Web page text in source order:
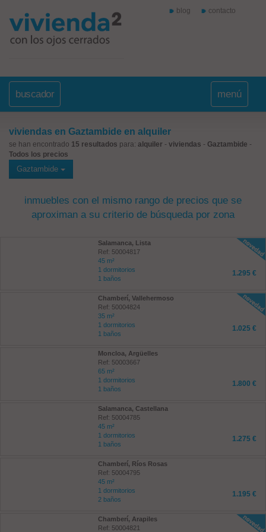
blog contacto
buscador menú
viviendas en Gaztambide en alquiler
se han encontrado 15 resultados para: alquiler - viviendas - Gaztambide -
Todos los precios
Gaztambide
inmuebles con el mismo rango de precios que se
aproximan a su criterio de búsqueda por zona
Salamanca, Lista
Ref: 50004817
45 m²
1 dormitorios
1 baños
1.295 €
Chamberí, Vallehermoso
Ref: 50004824
35 m²
1 dormitorios
1 baños
1.025 €
Moncloa, Argüelles
Ref: 50003667
65 m²
1 dormitorios
1 baños
1.800 €
Salamanca, Castellana
Ref: 50004785
45 m²
1 dormitorios
1 baños
1.275 €
Chamberí, Ríos Rosas
Ref: 50004795
45 m²
1 dormitorios
2 baños
1.195 €
Chamberí, Arapiles
Ref: 50004821